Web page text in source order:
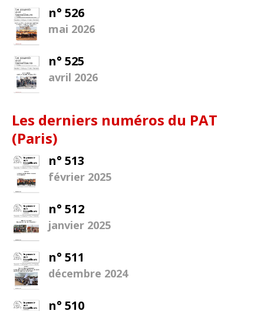
n° 526
mai 2026
n° 525
avril 2026
Les derniers numéros du PAT
(Paris)
n° 513
février 2025
n° 512
janvier 2025
n° 511
décembre 2024
n° 510